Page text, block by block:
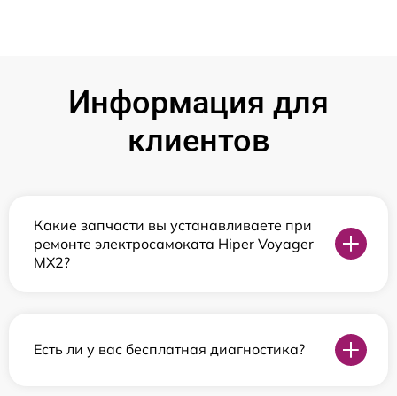
Информация для
клиентов
Какие запчасти вы устанавливаете при
ремонте электросамоката Hiper Voyager
MX2?
Есть ли у вас бесплатная диагностика?